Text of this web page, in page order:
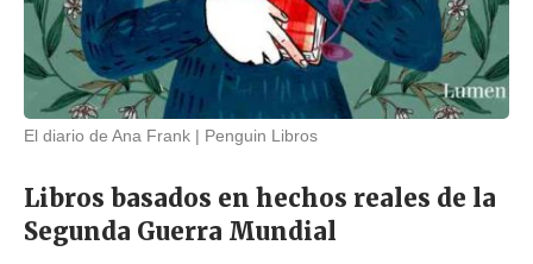
El diario de Ana Frank Penguin Libros
Libros basados en hechos reales de la
Segunda Guerra Mundial